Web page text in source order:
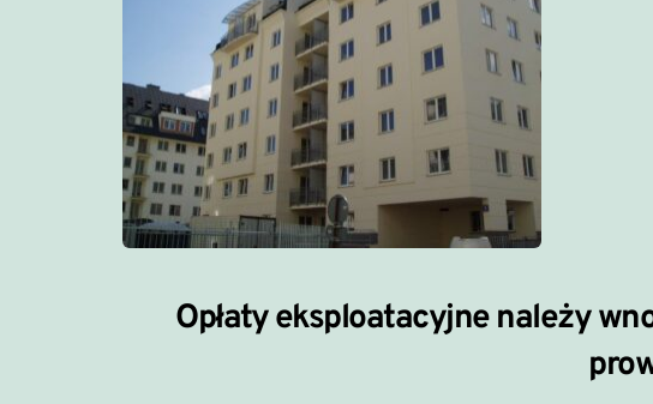
Opłaty eksploatacyjne należy